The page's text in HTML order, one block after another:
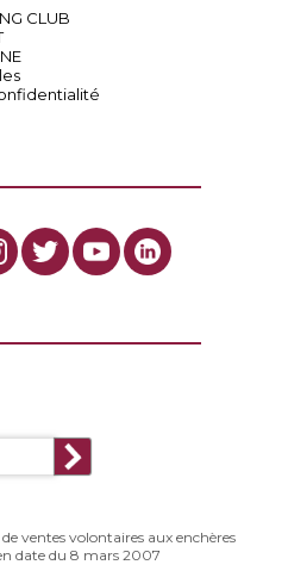
CLUB
ventes volontaires aux enchères
date du 8 mars 2007